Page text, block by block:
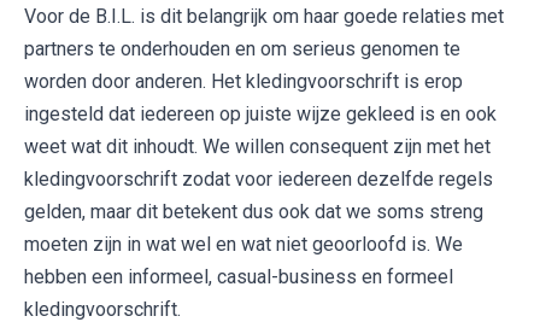
Voor de B.I.L. is dit belangrijk om haar goede relaties met
partners te onderhouden en om serieus genomen te
worden door anderen. Het kledingvoorschrift is erop
ingesteld dat iedereen op juiste wijze gekleed is en ook
weet wat dit inhoudt. We willen consequent zijn met het
kledingvoorschrift zodat voor iedereen dezelfde regels
gelden, maar dit betekent dus ook dat we soms streng
moeten zijn in wat wel en wat niet geoorloofd is. We
hebben een informeel, casual-business en formeel
kledingvoorschrift.